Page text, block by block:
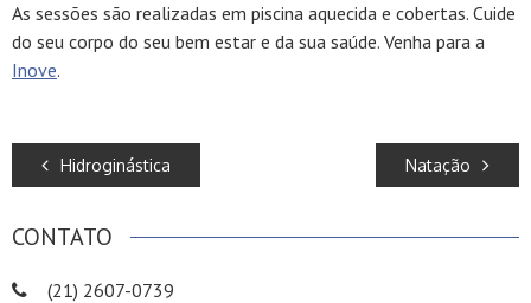
As sessões são realizadas em piscina aquecida e cobertas. Cuide
do seu corpo do seu bem estar e da sua saúde. Venha para a
Inove.
POST
Hidroginástica Natação
CONTATO
(21) 2607-0739